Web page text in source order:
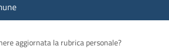
aggiornata la rubrica personale?